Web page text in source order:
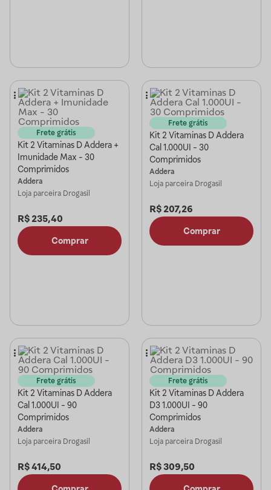
Frete grátis
Kit 2 Vitaminas D Addera +
Imunidade Max - 30
Comprimidos
Addera
Loja parceira Drogasil
R$ 235,40
Comprar
Frete grátis
Kit 2 Vitaminas D Addera
Cal 1.000UI - 30
Comprimidos
Addera
Loja parceira Drogasil
R$ 207,26
Comprar
Frete grátis
Kit 2 Vitaminas D Addera
Cal 1.000UI - 90
Comprimidos
Addera
Loja parceira Drogasil
R$414,50
Frete grátis
Kit 2 Vitaminas D Addera
D3 1.000UI - 90
Comprimidos
Addera
Loja parceira Drogasil
R$309,50